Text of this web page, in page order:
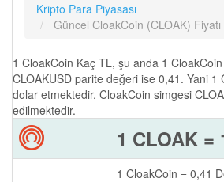
Kripto Para Piyasası
Güncel CloakCoin (CLOAK)
1 CloakCoin Kaç TL, şu anda 1 CloakCoin
CLOAKUSD parite değeri ise 0,41. Yani 1
dolar etmektedir. CloakCoin simgesi
edilmektedir.
1 CLOAK =
1 CloakCoin = 0,41